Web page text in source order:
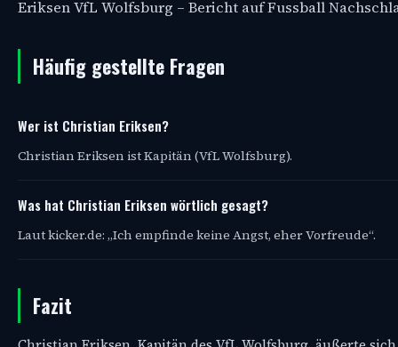
Eriksen VfL Wolfsburg – Bericht auf Fussball
Häufig gestellte Fragen
Wer ist Christian Eriksen?
Christian Eriksen ist Kapitän (VfL Wolfsburg).
Was hat Christian Eriksen wörtlich gesagt?
Laut kicker.de: „Ich empfinde keine Angst, eher Vorfreude“.
Fazit